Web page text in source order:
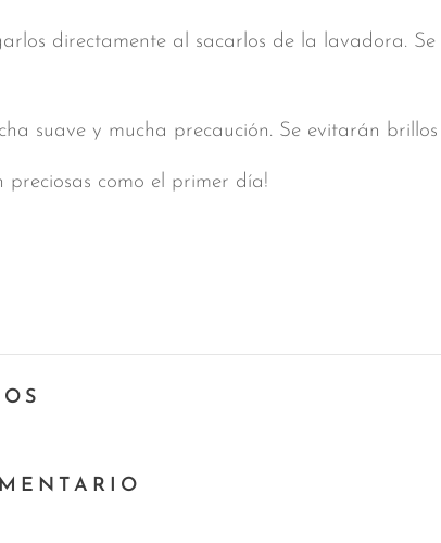
directamente al sacarlos de la lavadora.
suave y mucha precaución. Se evitarán
preciosas como el primer día!